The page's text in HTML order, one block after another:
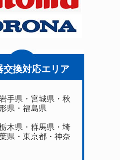
交換対応エリア
手県 ・ 宮城県 ・ 秋
県 ・ 福島県
木県 ・ 群馬県 ・ 埼
県 ・ 東京都 ・ 神奈